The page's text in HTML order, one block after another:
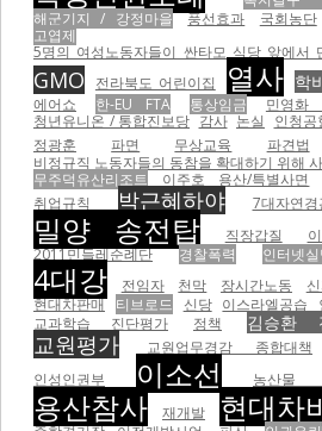
해군기지 / 강정마을 풍선효과 국회농단
고엽제
5명의 여성노동자들이 싼타모 식당 앞에서
GMO 전라북도 어린이집 열사 학
에어쇼
한-EU FTA 통상임금 민영화
청년유니온 / 통합진보당 감사 논실 인청공
정광훈
파면 무상교육 파견법
비정규직 노동자들의 동참을 확대하기 위해
무주덕유산리조트
이주호 용산/특별사면
취업규칙
박근혜하야 7대자연경
밀양 송전탑 직장갑질
2011민들레순례단
경찰폭력 인터넷
4대강 전임자 천막 장시간노동
현대차판매 티브로드 신당 이스라엘공습
교과학습 진단평가
정책 김승환
교원평가 교원업무경감 종합대책
인성인권부 이소선 농산물
용산참사 재개발 현대차